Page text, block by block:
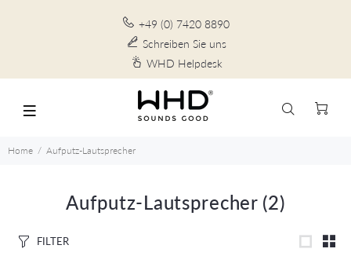
+49 (0) 7420 8890
Schreiben Sie uns
WHD Helpdesk
Home Aufputz-Lautsprecher
Aufputz-Lautsprecher (2)
FILTER